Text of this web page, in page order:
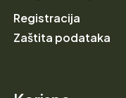
Registracija
Zaštita podataka